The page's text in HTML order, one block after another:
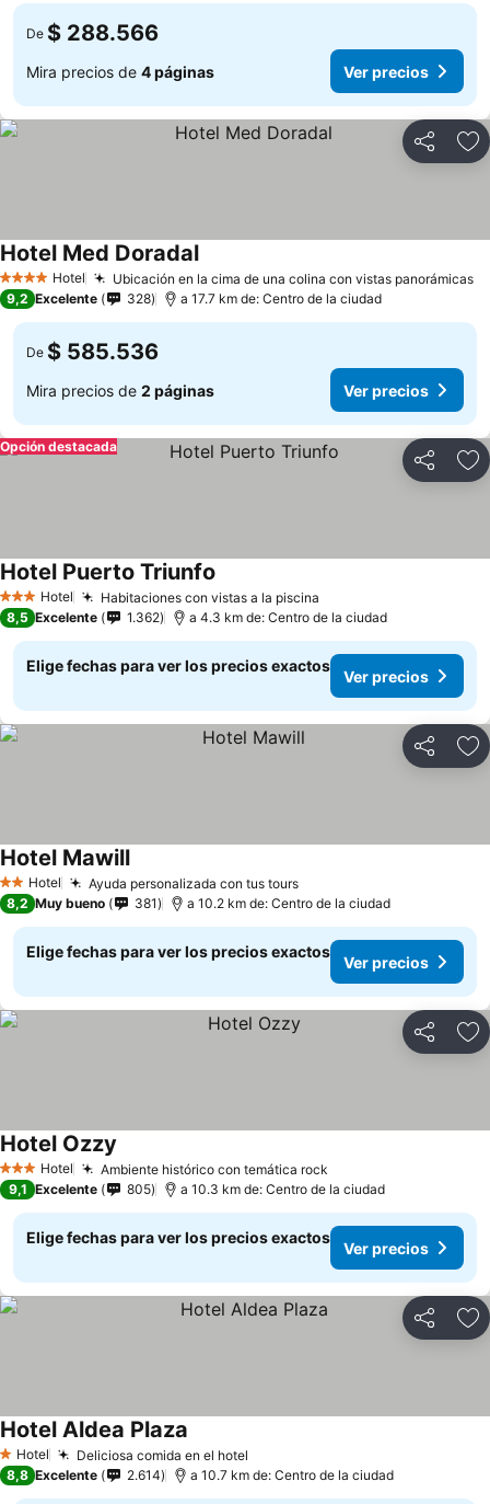
De $ 288.566
Mira precios de 4 páginas Ver precios
Compartir
4 EstrellasHotel Ubicación en la cima de una colina con vistas panorámicas
Hotel Med Doradal
9,2 Excelente 328 a 17.7 km de: Centro de la ciudad
De $ 585.536
Mira precios de 2 páginas Ver precios
Compartir
Opción destacada
3 Estrellas
Hotel Habitaciones con vistas a la piscina
Hotel Puerto Triunfo
8,5 Excelente 1.362 a 4.3 km de: Centro de la ciudad
Elige fechas para ver los precios exactos
Ver precios
Compartir
2 Estrellas
Hotel Ayuda personalizada con tus tours
Hotel Mawill
8,2 Muy bueno 381 a 10.2 km de: Centro de la ciudad
Elige fechas para ver los precios exactos
Ver precios
Compartir
3 Estrellas
Hotel Ambiente histórico con temática rock
Hotel Ozzy
9,1 Excelente 805 a 10.3 km de: Centro de la ciudad
Elige fechas para ver los precios exactos
Ver precios
Compartir
1 Estrellas
Hotel Deliciosa comida en el hotel
Hotel Aldea Plaza
8,8 Excelente 2.614 a 10.7 km de: Centro de la ciudad